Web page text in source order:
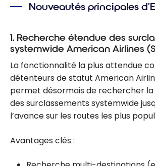
Nouveautés principales
1. Recherche étendue des
systemwide American Airlines
La fonctionnalité la plus attendue
détenteurs de statut American
permet désormais de rechercher
des surclassements systemwide
l’avance sur les routes les plus
Avantages clés :